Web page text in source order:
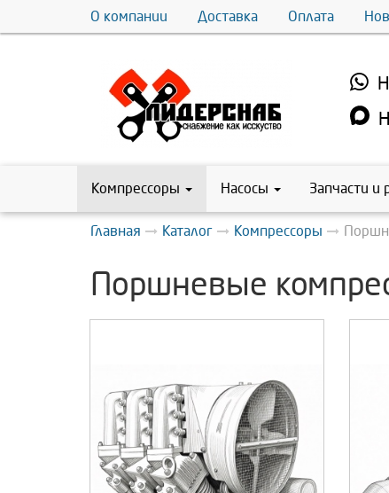
О компании Доставка Оплата
Компрессоры Насосы Запчасти и
Главная Каталог Компрессоры
Поршневые